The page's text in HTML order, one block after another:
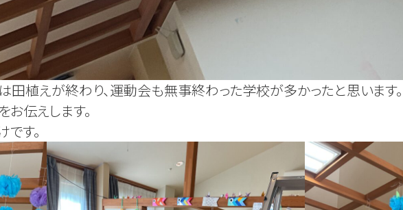
植えが終わり、運動会も無事終わった学校が多かったと思います。
伝えします。
す。